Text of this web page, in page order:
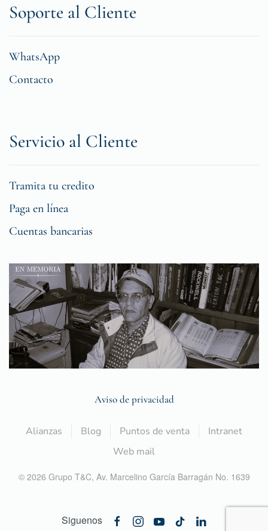
Soporte al Cliente
WhatsApp
Contacto
Servicio al Cliente
Tramita tu credito
Paga en línea
Cuentas bancarias
Aviso de privacidad
Alianzas Blog Puntos de venta
Intranet
Web mail
© 2026 Grupo T&C, Av. Marcelino García Barragán No. 1639
Siguenos